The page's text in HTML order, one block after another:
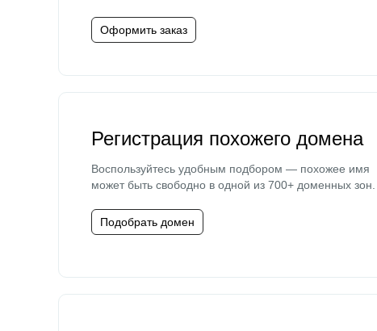
Оформить заказ
Регистрация похожего домена
Воспользуйтесь удобным подбором — похожее имя
может быть свободно в одной из 700+ доменных зон.
Подобрать домен